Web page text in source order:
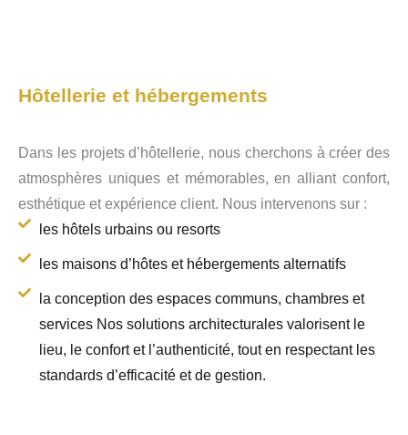
Hôtellerie et hébergements
Dans les projets d’hôtellerie, nous cherchons à créer des
atmosphères uniques et mémorables, en alliant confort,
esthétique et expérience client. Nous intervenons sur :
les hôtels urbains ou resorts
les maisons d’hôtes et hébergements alternatifs
la conception des espaces communs, chambres et
services Nos solutions architecturales valorisent le
lieu, le confort et l’authenticité, tout en respectant les
standards d’efficacité et de gestion.